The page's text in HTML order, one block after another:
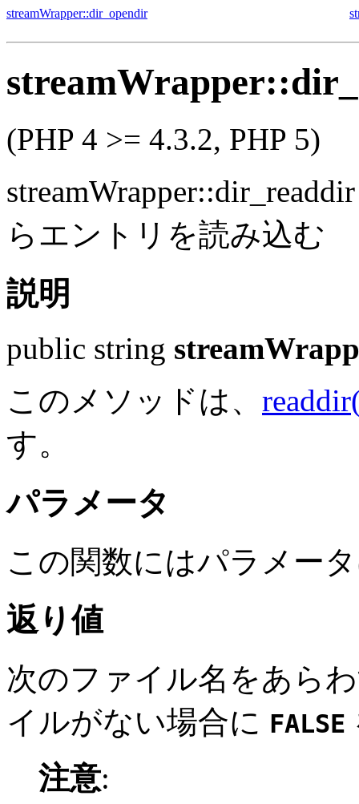
streamWrapper::dir_opendir
(PHP 4 >= 4.3.2, PHP 5)
streamWrapper::dir_readdir
らエントリを読み込む
説明
public string
このメソッドは、
す。
パラメータ
この関数にはパラメー
返り値
次のファイル名をあら
イルがない場合に FALSE
注意: